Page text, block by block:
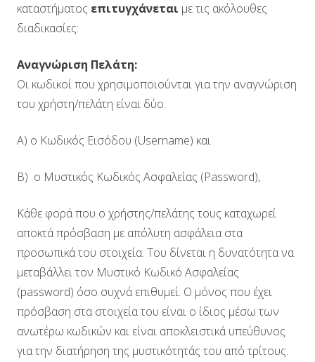
καταστήματος επιτυγχάνεται με τις ακόλουθες
διαδικασίες:
Αναγνώριση Πελάτη:
Οι κωδικοί που χρησιμοποιούνται για την αναγνώριση
του χρήστη/πελάτη είναι δύο:
Α) ο Κωδικός Εισόδου (Username) και
Β) ο Μυστικός Κωδικός Ασφαλείας (Password),
Κάθε φορά που ο χρήστης/πελάτης τους καταχωρεί
αποκτά πρόσβαση με απόλυτη ασφάλεια στα
προσωπικά του στοιχεία. Του δίνεται η δυνατότητα να
μεταβάλλει τον Μυστικό Κωδικό Ασφαλείας
(password) όσο συχνά επιθυμεί. Ο μόνος που έχει
πρόσβαση στα στοιχεία του είναι ο ίδιος μέσω των
ανωτέρω κωδικών και είναι αποκλειστικά υπεύθυνος
για την διατήρηση της μυστικότητάς του από τρίτους.